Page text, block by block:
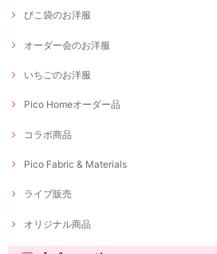
ぴこ袋のお洋服
オーダー会のお洋服
いちごのお洋服
Pico Homeオーダー品
コラボ商品
Pico Fabric & Materials
ライブ販売
オリジナル商品